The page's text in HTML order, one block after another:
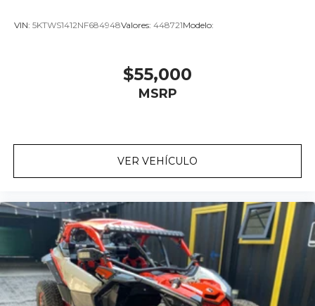
VIN: 5KTWS1412NF684948Valores: 448721Modelo:
$55,000
MSRP
VER VEHÍCULO